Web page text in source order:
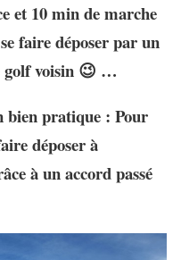
et 10 min de marche
faire déposer par un
golf voisin 😉 …
bien pratique : Pour
déposer à
à un accord passé